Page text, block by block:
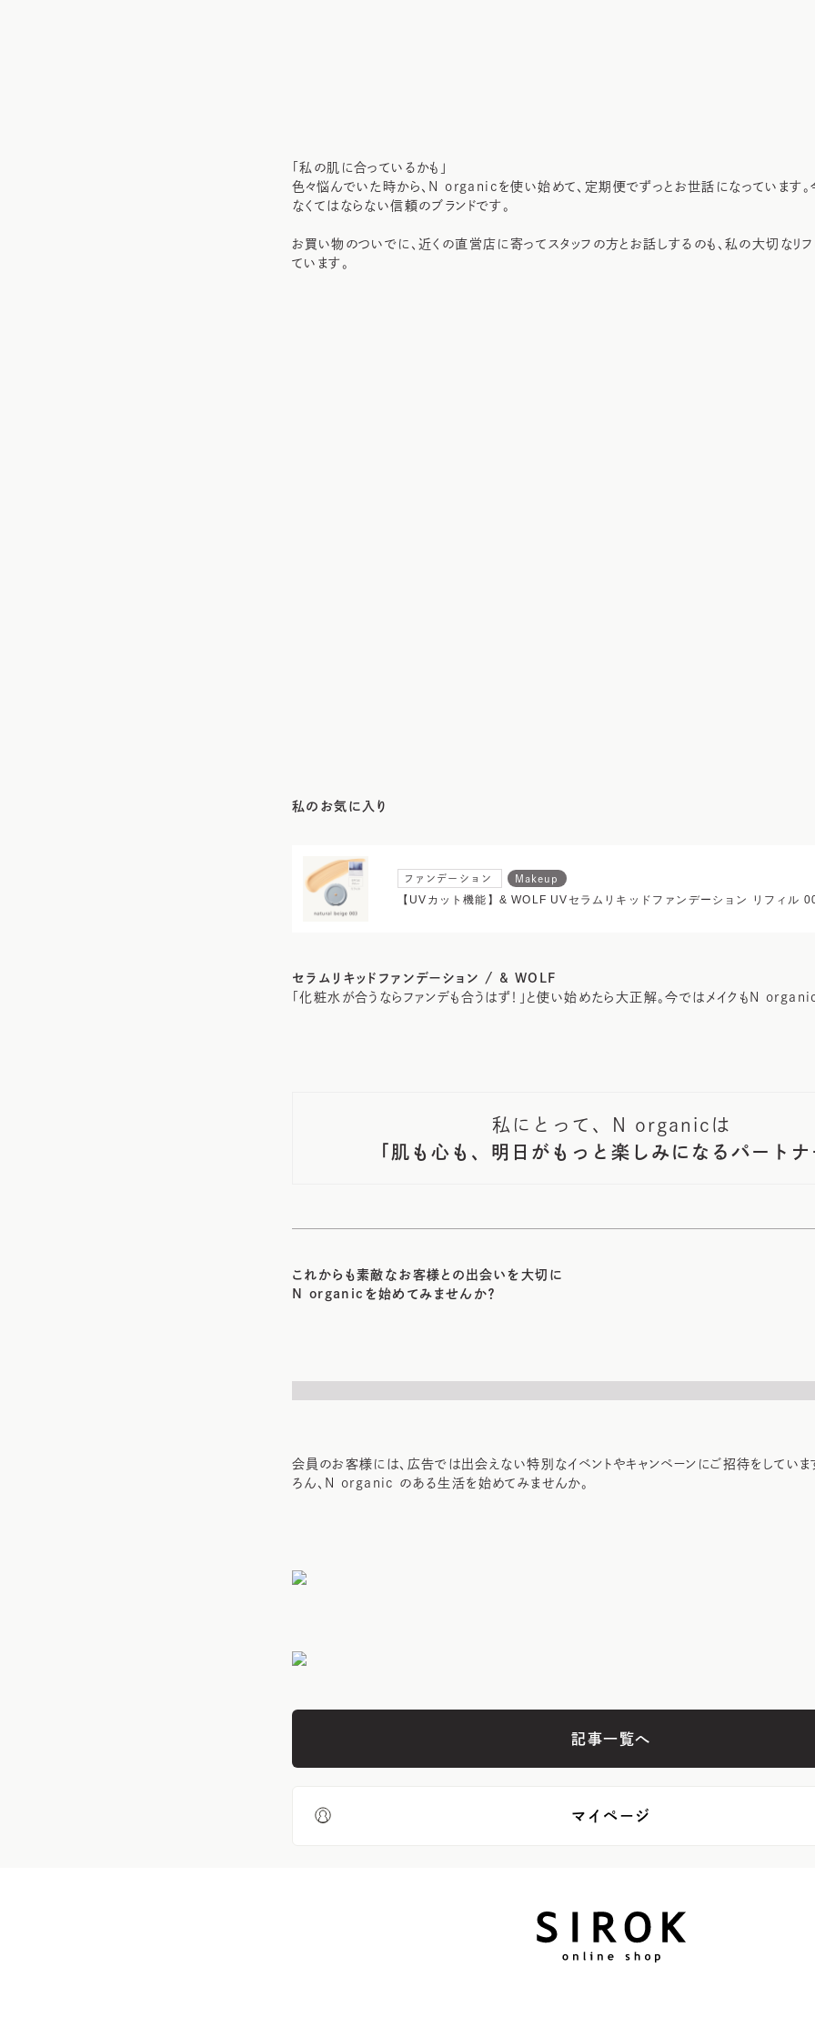
「私の肌に合っているかも」
色々悩んでいた時から、N organicを使い始めて、定期便でずっとお世話になっています。
なくてはならない信頼のブランドです。
お買い物のついでに、近くの直営店に寄ってスタッフの方とお話しするのも、私の大切なリ
ています。
私のお気に入り
ファンデーション Makeup
【UVカット機能】& WOLF UVセラムリキッドファンデーション リフィル
セラムリキッドファンデーション / & WOLF
「化粧水が合うならファンデも合うはず！」と使い始めたら大正解。今ではメイクもN
私にとって、N organicは
「肌も心も、明日がもっと楽しみになるパートナ
これからも素敵なお客様との出会いを大切に
N organicを始めてみませんか？
会員のお客様には、広告では出会えない特別なイベントやキャンペーンにご招待をしていま
ろん、N organic のある生活を始めてみませんか。
記事一覧へ
マイページ